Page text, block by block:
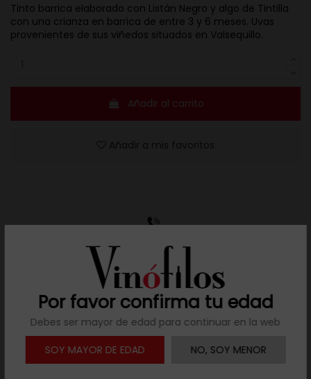
Por favor confirma tu edad
Debes ser mayor de edad para continuar en la web
SOY MAYOR DE EDAD
NO, SOY MENOR
Tinto barrica elaborado con Listán Negro y algo de Tintilla
con una crianza en barrica de entre 3 y 6 meses. Uvas
provenientes de sus viñedos situados en Valsequillo.
Añadir al carrito
Llámanos al teléfono 691 108 942, de lunes a viernes,
no festivos, de 9h a 17h.
 Descargar ficha